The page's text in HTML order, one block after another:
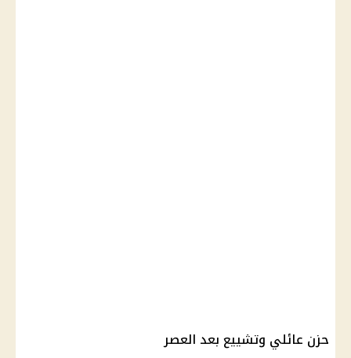
حزن عائلي وتشييع بعد العصر